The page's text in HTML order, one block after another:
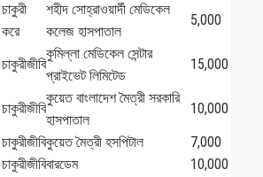
চাকুরী
করে
শহীদ সোহ্‌রাওয়ার্দী মেডিকেল
কলেজ হাসপাতাল
5,000
চাকুরীজীবি
কুমিল্লা মেডিকেল সেন্টার
প্রাইভেট লিমিটেড
15,000
চাকুরীজীবি
কুয়েত বাংলাদেশ মৈত্রী সরকারি
হাসপাতাল
10,000
চাকুরীজীবিকুয়েত মৈত্রী হসপিটাল
7,000
চাকুরীজীবিবারডেম
10,000